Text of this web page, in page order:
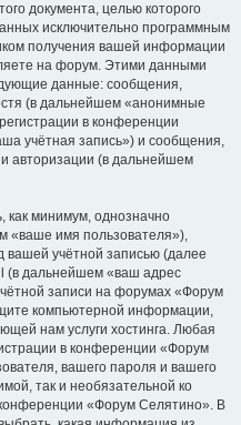
документа, целью которого
исключительно программным
получения вашей информации
на форум. Этими данными
данные: сообщения,
(в дальнейшем «анонимные
в конференции
учётная запись») и сообщения,
авторизации (в дальнейшем
как минимум, однозначно
«ваше имя пользователя»),
вашей учётной записью (далее
(в дальнейшем «ваш адрес
записи на форумах «Форум
компьютерной информации,
нам услуги хостинга. Любая
в конференции «Форум
вашего пароля и вашего
так и необязательной ко
«Форум Селятино». В